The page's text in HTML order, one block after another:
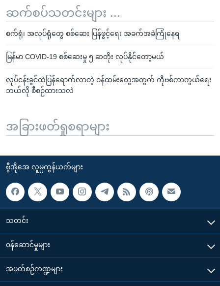
ဆက်စပ်သတင်းများ ...
စက်ရုံ၊ အလုပ်ရုံတွေ စစ်ဆေး ပြန်ဖွင့်ရေး အခက်အခဲကြုံနေရ
မြန်မာ COVID-19 စစ်ဆေးမှု ၅ ဆတိုး လုပ်နိုင်တော့မယ်
လုပ်ငန်းခွင်ထဲပြန်ရောက်လာတဲ့ ဝန်ထမ်းတွေအတွက် ကိုဗစ်ကာကွယ်ရေး
ဘယ်လို စီစဉ်ထားသလဲ
အခြားဖတ်ရှုစရာများ
ဗွီအိုအေ လူမှုကွန်ယက်များ
သတင်း
၀န်ဆောင်မှုများ
အပတ်စဉ်ကဏ္ဍများ